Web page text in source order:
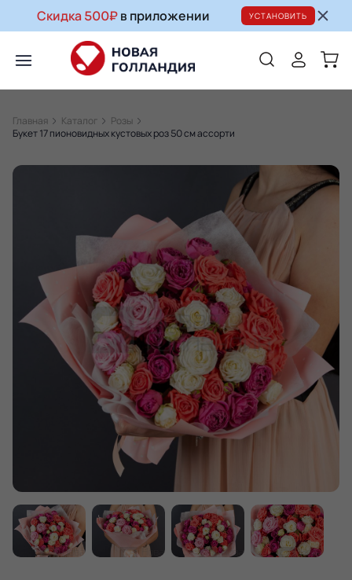
Скидка 500₽в приложении УСТАНОВИТЬ
Главная Каталог
Розы
Букет 17 пионовидных кустовых роз 50 см ассорти